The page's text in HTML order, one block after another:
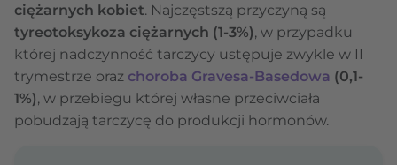
ciężarnych kobiet. Najczęstszą przyczyną są
tyreotoksykoza ciężarnych (1-3%), w przypadku
której nadczynność tarczycy ustępuje zwykle w II
trymestrze oraz choroba Gravesa-Basedowa (0,1-
1%), w przebiegu której własne przeciwciała
pobudzają tarczycę do produkcji hormonów.